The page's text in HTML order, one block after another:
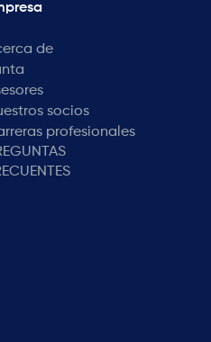
de
socios
profesionales